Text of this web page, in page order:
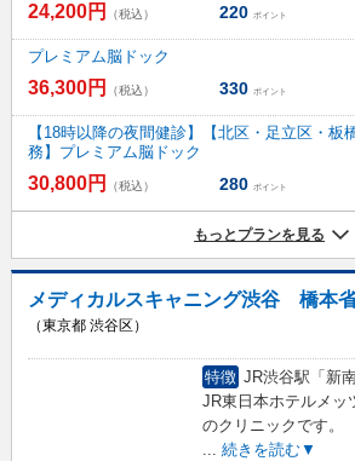
24,200円 （税込） 220 ポイント
プレミアム脳ドック
36,300円 （税込） 330 ポイント
【18時以降の夜間健診】【北区・足立区・板
務】プレミアム脳ドック
30,800円 （税込） 280 ポイント
もっとプランを見る
メディカルスキャニング渋谷 橋本
（東京都 渋谷区）
特徴 JR渋谷駅「新
JR東日本ホテルメッ
のクリニックです。
続きを読む▼